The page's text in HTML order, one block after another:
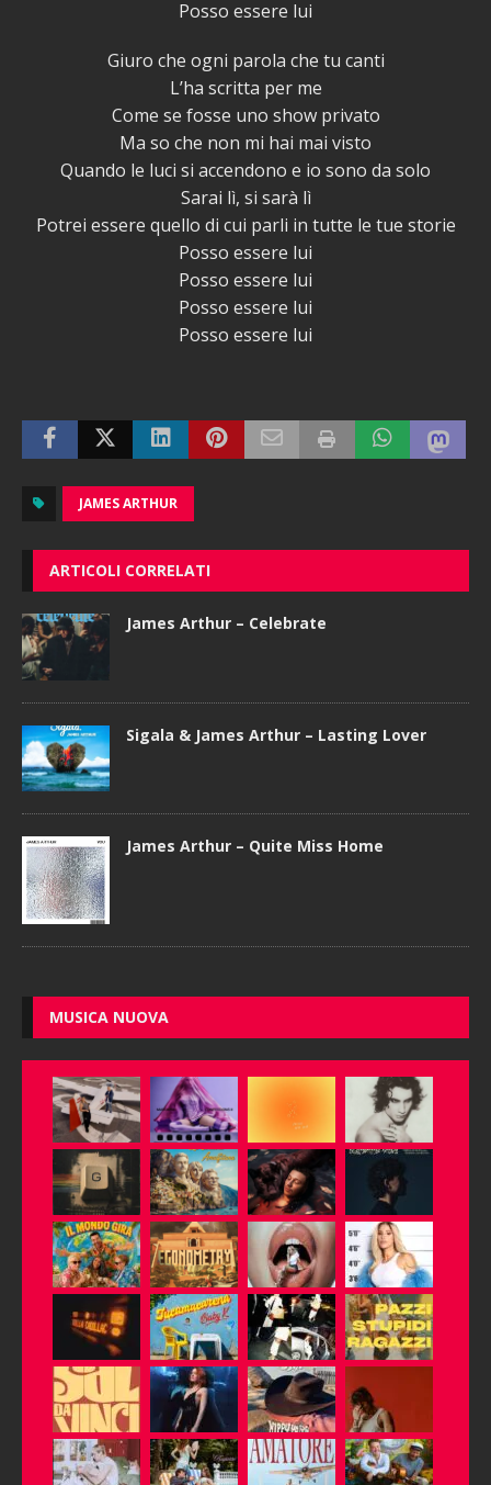
Posso essere lui
Giuro che ogni parola che tu canti
L’ha scritta per me
Come se fosse uno show privato
Ma so che non mi hai mai visto
Quando le luci si accendono e io sono da solo
Sarai lì, si sarà lì
Potrei essere quello di cui parli in tutte le tue storie
Posso essere lui
Posso essere lui
Posso essere lui
Posso essere lui
JAMES ARTHUR
ARTICOLI CORRELATI
James Arthur – Celebrate
Sigala & James Arthur – Lasting Lover
James Arthur – Quite Miss Home
MUSICA NUOVA